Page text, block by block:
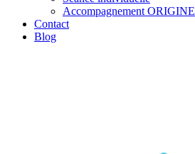
Accompagnement ORIGINE
Contact
Blog